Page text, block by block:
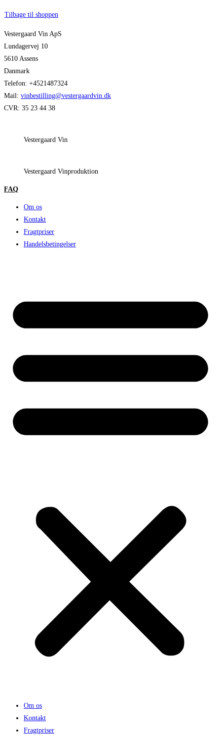
Tilbage til shoppen
Vestergaard Vin ApS
Lundagervej 10
5610 Assens
Danmark
Telefon: +4521487324
Mail: vinbestilling@vestergaardvin.dk
CVR: 35 23 44 38
Vestergaard Vin
Vestergaard Vinproduktion
FAQ
Om os
Kontakt
Fragtpriser
Handelsbetingelser
Om os
Kontakt
Fragtpriser